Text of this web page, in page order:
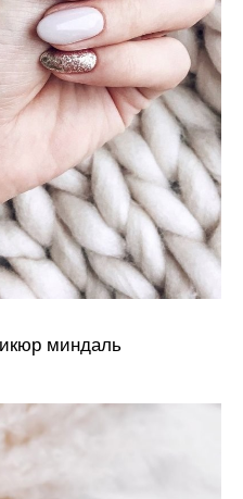
миндаль